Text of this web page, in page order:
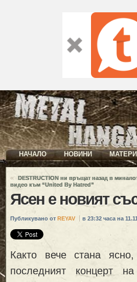
НАЧАЛО НОВИНИ
«
DESTRUCTION ни връщат назад в
видео към “United By Hatred”
Ясен е новият
Публикувано от REYAV в 23:32 часа на
Както вече стана ясно,
последният концерт на